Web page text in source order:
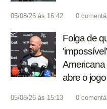
05/08/26 às 16:42 0
Folga de
Americana
abre o
05/08/26 às 15:13 0